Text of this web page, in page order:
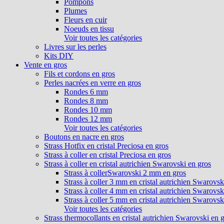
Pompons
Plumes
Fleurs en cuir
Noeuds en tissu
Voir toutes les catégories
Livres sur les perles
Kits DIY
Vente en gros
Fils et cordons en gros
Perles nacrées en verre en gros
Rondes 6 mm
Rondes 8 mm
Rondes 10 mm
Rondes 12 mm
Voir toutes les catégories
Boutons en nacre en gros
Strass Hotfix en cristal Preciosa en gros
Strass à coller en cristal Preciosa en gros
Strass à coller en cristal autrichien Swarovski en gros
Strass à collerSwarovski 2 mm en gros
Strass à coller 3 mm en cristal autrichien
Strass à coller 4 mm en cristal autrichien
Strass à coller 5 mm en cristal autrichien
Voir toutes les catégories
Strass thermocollants en cristal autrichien Swarovski en